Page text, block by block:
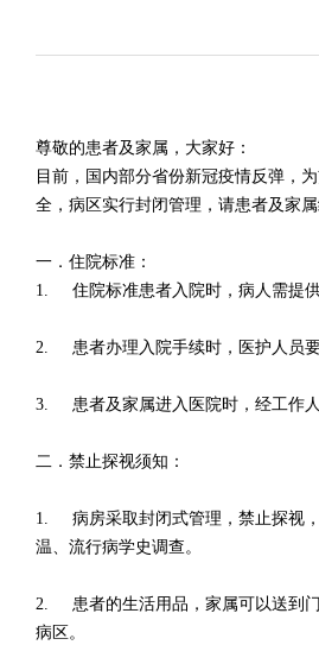
尊敬的患者及家属，大家好：
目前，国内部分省份新冠疫情反弹，
全，病区实行封闭管理，请患者及家属
一．住院标准：
1. 住院标准患者入院时，病人需提供
2. 患者办理入院手续时，医护人员要
3. 患者及家属进入医院时，经工作
二．禁止探视须知：
1. 病房采取封闭式管理，禁止探视，
温、流行病学史调查。
2. 患者的生活用品，家属可以送到门
病区。